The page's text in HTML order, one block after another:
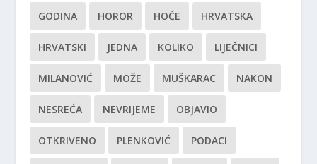
GODINA HOROR HOĆE HRVATSKA
HRVATSKI JEDNA KOLIKO LIJEČNICI
MILANOVIĆ MOŽE MUŠKARAC NAKON
NESREĆA NEVRIJEME OBJAVIO
OTKRIVENO PLENKOVIĆ PODACI